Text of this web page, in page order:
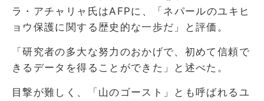
ラ・アチャリャ氏はAFPに、「ネパールのユキヒ
ョウ保護に関する歴史的な一歩だ」と評価。
「研究者の多大な努力のおかげで、初めて信頼で
きるデータを得ることができた」と述べた。
目撃が難しく、「山のゴースト」とも呼ばれるユ